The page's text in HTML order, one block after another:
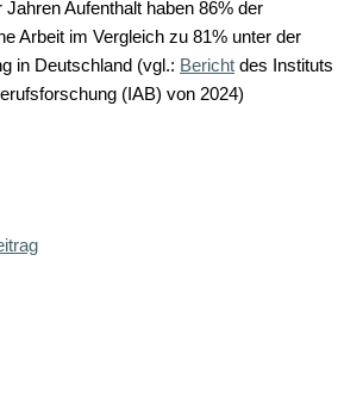
Aufenthalt haben 86% der
Arbeit im Vergleich zu 81% unter der
in Deutschland (vgl.: Bericht des Instituts
(IAB) von 2024)